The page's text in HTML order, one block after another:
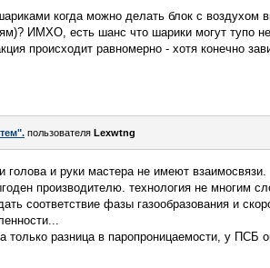
когда можно делать блок с воздухом
ИМХО, есть шанс что шарики могут тупо
происходит равномерно - хотя конечно
пользователя Lexwtng
и руки мастера не имеют взаимосвязи.
производителю. технология не многим
соответствие фазы газообразования и
только разница в паропроницаемости, у ПСБ